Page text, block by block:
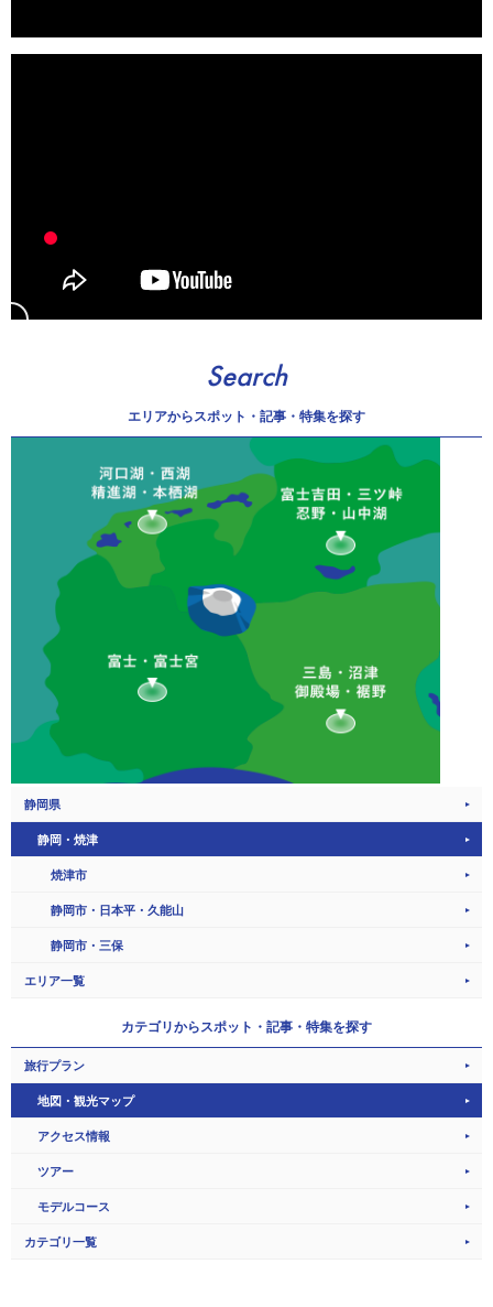
Search
エリアからスポット・記事・特集を探す
静岡県
静岡・焼津
焼津市
静岡市・日本平・久能山
静岡市・三保
エリア一覧
カテゴリからスポット・記事・特集を探す
旅行プラン
地図・観光マップ
アクセス情報
ツアー
モデルコース
カテゴリ一覧